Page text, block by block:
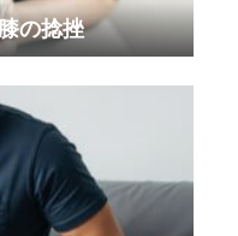
の捻挫